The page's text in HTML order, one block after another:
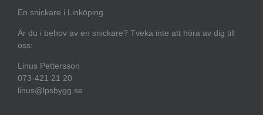
En snickare i Linköping
Är du i behov av en snickare? Tveka inte att höra av dig till
oss:
Linus Pettersson
073-421 21 20
linus@lpsbygg.se